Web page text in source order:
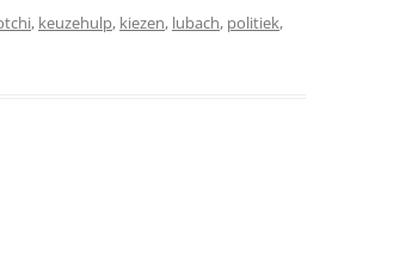
, keuzehulp, kiezen, lubach, politiek,